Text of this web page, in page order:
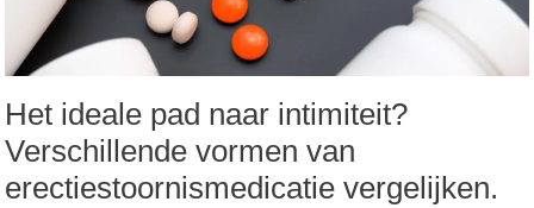
Het ideale pad naar intimiteit?
Verschillende vormen van
erectiestoornismedicatie vergelijken.